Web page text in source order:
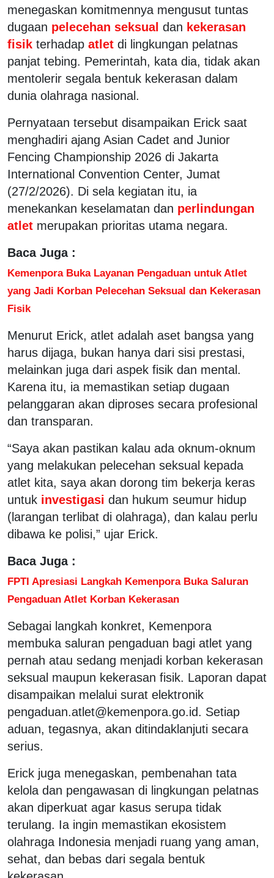
menegaskan komitmennya mengusut tuntas
dugaan pelecehan seksual dan kekerasan
fisik terhadap atlet di lingkungan pelatnas
panjat tebing. Pemerintah, kata dia, tidak akan
mentolerir segala bentuk kekerasan dalam
dunia olahraga nasional.
Pernyataan tersebut disampaikan Erick saat
menghadiri ajang Asian Cadet and Junior
Fencing Championship 2026 di Jakarta
International Convention Center, Jumat
(27/2/2026). Di sela kegiatan itu, ia
menekankan keselamatan dan perlindungan
atlet merupakan prioritas utama negara.
Baca Juga :
Kemenpora Buka Layanan Pengaduan untuk Atlet
yang Jadi Korban Pelecehan Seksual dan Kekerasan
Fisik
Menurut Erick, atlet adalah aset bangsa yang
harus dijaga, bukan hanya dari sisi prestasi,
melainkan juga dari aspek fisik dan mental.
Karena itu, ia memastikan setiap dugaan
pelanggaran akan diproses secara profesional
dan transparan.
“Saya akan pastikan kalau ada oknum-oknum
yang melakukan pelecehan seksual kepada
atlet kita, saya akan dorong tim bekerja keras
untuk investigasi dan hukum seumur hidup
(larangan terlibat di olahraga), dan kalau perlu
dibawa ke polisi,” ujar Erick.
Baca Juga :
FPTI Apresiasi Langkah Kemenpora Buka Saluran
Pengaduan Atlet Korban Kekerasan
Sebagai langkah konkret, Kemenpora
membuka saluran pengaduan bagi atlet yang
pernah atau sedang menjadi korban kekerasan
seksual maupun kekerasan fisik. Laporan dapat
disampaikan melalui surat elektronik
pengaduan.atlet@kemenpora.go.id. Setiap
aduan, tegasnya, akan ditindaklanjuti secara
serius.
Erick juga menegaskan, pembenahan tata
kelola dan pengawasan di lingkungan pelatnas
akan diperkuat agar kasus serupa tidak
terulang. Ia ingin memastikan ekosistem
olahraga Indonesia menjadi ruang yang aman,
sehat, dan bebas dari segala bentuk